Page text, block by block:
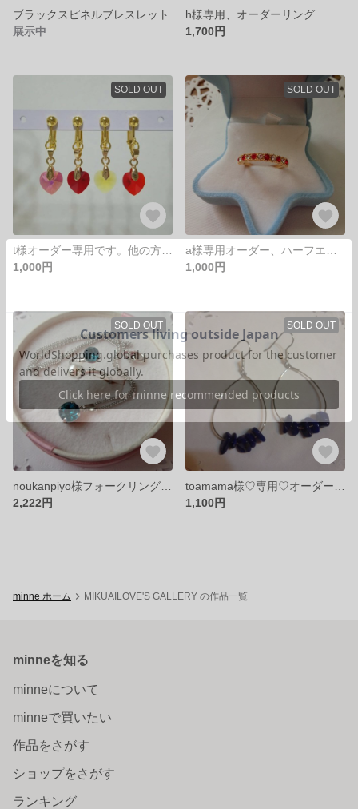
ブラックスピネルブレスレット
展示中
h様専用、オーダーリング
1,700円
SOLD OUT
1,000円
SOLD OUT
1,000円
SOLD OUT
2,222円
SOLD OUT
1,100円
minne ホーム MIKUAILOVE'S GALLERY の作品一覧
minneを知る
minneについて
minneで買いたい
作品をさがす
ショップをさがす
ランキング